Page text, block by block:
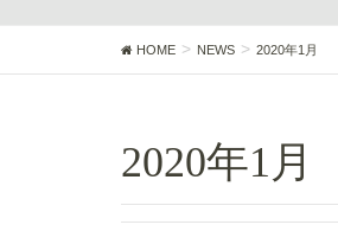
HOME NEWS 2020年1月
2020年1月